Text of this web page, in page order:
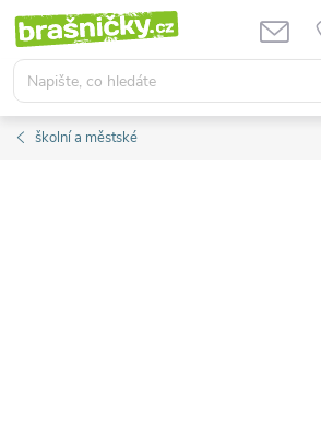
Přejít
obsah
školní a městské